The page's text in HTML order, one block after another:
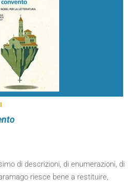
di descrizioni, di enumerazioni, di
riesce bene a restituire,